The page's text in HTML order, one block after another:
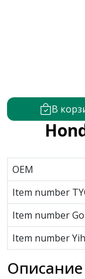
В
OEM
Item number
Item number
Item number
Описание